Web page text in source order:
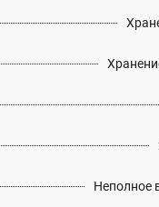
Неполное